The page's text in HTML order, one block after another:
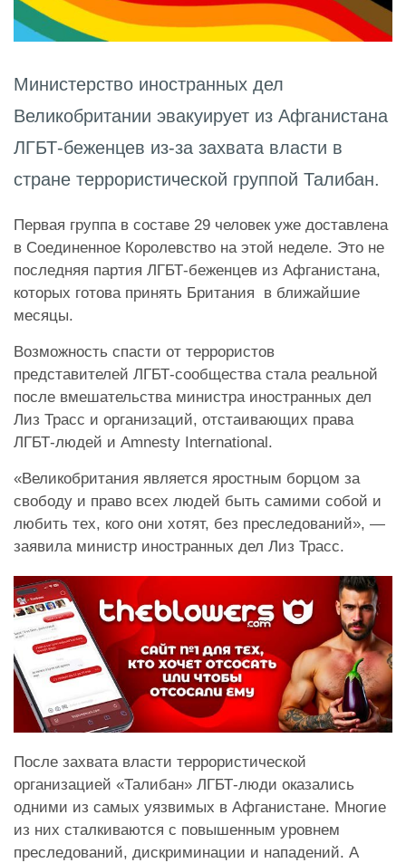
Министерство иностранных дел
Великобритании эвакуирует из Афганистана
ЛГБТ-беженцев из-за захвата власти в
стране террористической группой Талибан.
Первая группа в составе 29 человек уже доставлена
в Соединенное Королевство на этой неделе. Это не
последняя партия ЛГБТ-беженцев из Афганистана,
которых готова принять Британия в ближайшие
месяцы.
Возможность спасти от террористов
представителей ЛГБТ-сообщества стала реальной
после вмешательства министра иностранных дел
Лиз Трасс и организаций, отстаивающих права
ЛГБТ-людей и Amnesty International.
«Великобритания является яростным борцом за
свободу и право всех людей быть самими собой и
любить тех, кого они хотят, без преследований», —
заявила министр иностранных дел Лиз Трасс.
После захвата власти террористической
организацией «Талибан» ЛГБТ-люди оказались
одними из самых уязвимых в Афганистане. Многие
из них сталкиваются с повышенным уровнем
преследований, дискриминации и нападений. А